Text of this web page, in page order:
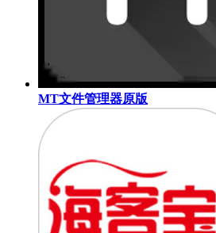
MT文件管理器原版